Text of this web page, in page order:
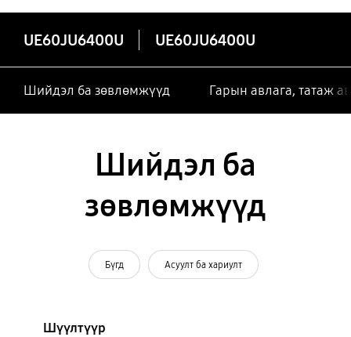
UE60JU6400U UE60JU6400U
Шийдэл ба зөвлөмжүүд Гарын авлага, татаж
Шийдэл ба
зөвлөмжүүд
Бүгд Асуулт ба хариулт
Шүүлтүүр